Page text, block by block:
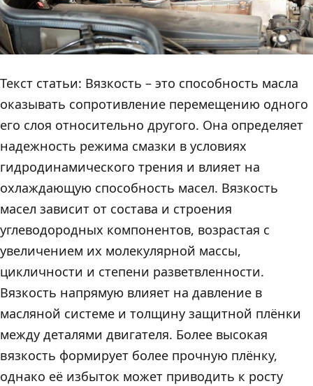
Текст статьи: Вязкость – это способность масла
оказывать сопротивление перемещению одного
его слоя относительно другого. Она определяет
надежность режима смазки в условиях
гидродинамического трения и влияет на
охлаждающую способность масел. Вязкость
масел зависит от состава и строения
углеводородных компонентов, возрастая с
увеличением их молекулярной массы,
цикличности и степени разветвленности.
Вязкость напрямую влияет на давление в
масляной системе и толщину защитной плёнки
между деталями двигателя. Более высокая
вязкость формирует более прочную плёнку,
однако её избыток может приводить к росту